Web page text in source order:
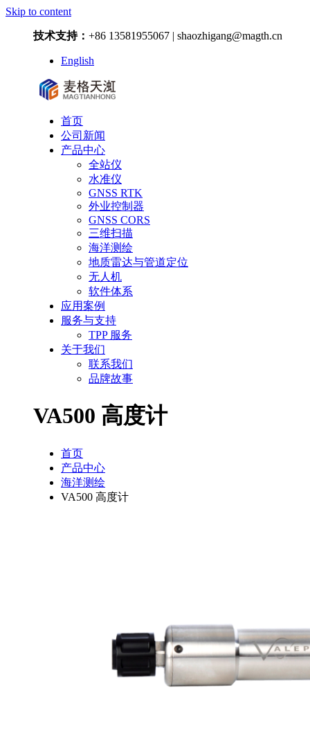
Skip to content
技术支持： +86 13581955067 | shaozhigang@magth.cn
English
首页
公司新闻
产品中心
全站仪
水准仪
GNSS RTK
外业控制器
GNSS CORS
三维扫描
海洋测绘
地质雷达与管道定位
无人机
软件体系
应用案例
服务与支持
TPP 服务
关于我们
联系我们
品牌故事
VA500 高度计
首页
产品中心
海洋测绘
VA500 高度计